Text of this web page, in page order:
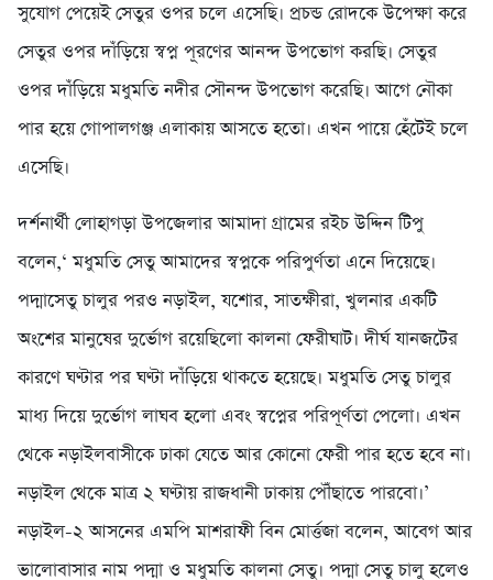
সুযোগ পেয়েই সেতুর ওপর চলে এসেছি। প্রচন্ড রোদকে উপেক্ষা করে
সেতুর ওপর দাঁড়িয়ে স্বপ্ন পূরণের আনন্দ উপভোগ করছি। সেতুর
ওপর দাঁড়িয়ে মধুমতি নদীর সৌনন্দ উপভোগ করেছি। আগে নৌকা
পার হয়ে গোপালগঞ্জ এলাকায় আসতে হতো। এখন পায়ে হেঁটেই চলে
এসেছি।
দর্শনার্থী লোহাগড়া উপজেলার আমাদা গ্রামের রইচ উদ্দিন টিপু
বলেন,‘ মধুমতি সেতু আমাদের স্বপ্নকে পরিপুর্ণতা এনে দিয়েছে।
পদ্মাসেতু চালুর পরও নড়াইল, যশোর, সাতক্ষীরা, খুলনার একটি
অংশের মানুষের দুর্ভোগ রয়েছিলো কালনা ফেরীঘাট। দীর্ঘ যানজটের
কারণে ঘণ্টার পর ঘণ্টা দাঁড়িয়ে থাকতে হয়েছে। মধুমতি সেতু চালুর
মাধ্য দিয়ে দুর্ভোগ লাঘব হলো এবং স্বপ্নের পরিপূর্ণতা পেলো। এখন
থেকে নড়াইলবাসীকে ঢাকা যেতে আর কোনো ফেরী পার হতে হবে না।
নড়াইল থেকে মাত্র ২ ঘণ্টায় রাজধানী ঢাকায় পৌঁছাতে পারবো।’
নড়াইল-২ আসনের এমপি মাশরাফী বিন মোর্ত্তজা বলেন, আবেগ আর
ভালোবাসার নাম পদ্মা ও মধুমতি কালনা সেতু। পদ্মা সেতু চালু হলেও